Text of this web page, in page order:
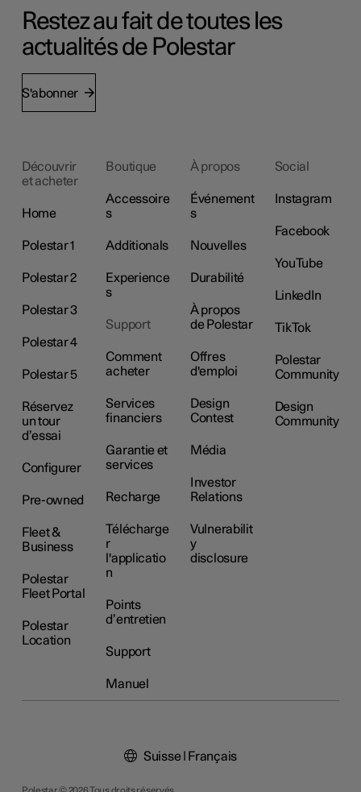
Restez au fait de toutes les
actualités de Polestar
S'abonner
Découvrir
et acheter
Home
Polestar 1
Polestar 2
Polestar 3
Polestar 4
Polestar 5
Réservez
un tour
d’essai
Configurer
Pre-owned
Fleet &
Business
Polestar
Fleet Portal
Polestar
Location
Boutique
Accessoire
s
Additionals
Experience
s
Support
Comment
acheter
Services
financiers
Garantie et
services
Recharge
Télécharge
r
l'applicatio
n
Points
d’entretien
Support
Manuel
À propos
Événement
s
Nouvelles
Durabilité
À propos
de Polestar
Offres
d'emploi
Design
Contest
Média
Investor
Relations
Vulnerabilit
y
disclosure
Social
Instagram
Facebook
YouTube
LinkedIn
TikTok
Polestar
Community
Design
Community
Suisse | Français